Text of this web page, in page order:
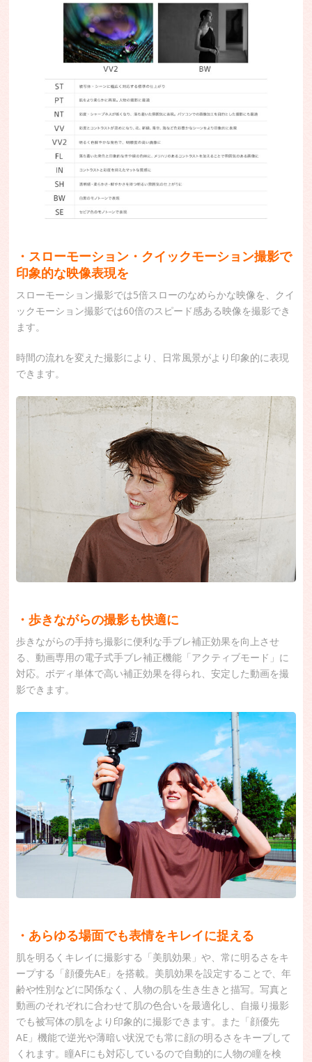
・スローモーション・クイックモーション撮影で
印象的な映像表現を
スローモーション撮影では5倍スローのなめらかな映像を、クイ
ックモーション撮影では60倍のスピード感ある映像を撮影でき
ます。
時間の流れを変えた撮影により、日常風景がより印象的に表現
できます。
・歩きながらの撮影も快適に
歩きながらの手持ち撮影に便利な手ブレ補正効果を向上させ
る、動画専用の電子式手ブレ補正機能「アクティブモード」に
対応。ボディ単体で高い補正効果を得られ、安定した動画を撮
影できます。
・あらゆる場面でも表情をキレイに捉える
肌を明るくキレイに撮影する「美肌効果」や、常に明るさをキ
ープする「顔優先AE」を搭載。美肌効果を設定することで、年
齢や性別などに関係なく、人物の肌を生き生きと描写。写真と
動画のそれぞれに合わせて肌の色合いを最適化し、自撮り撮影
でも被写体の肌をより印象的に撮影できます。また「顔優先
AE」機能で逆光や薄暗い状況でも常に顔の明るさをキープして
くれます。瞳AFにも対応しているので自動的に人物の瞳を検